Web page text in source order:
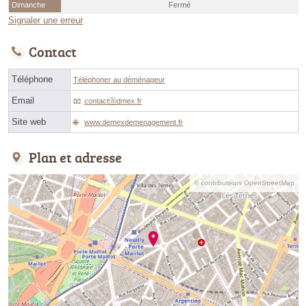
Dimanche
Fermé
Signaler une erreur
Contact
Téléphone Téléphoner au déménageur
Email contactⓐdmex.fr
Site web www.demexdemenagement.fr
Plan et adresse
© contributeurs OpenStreetMap